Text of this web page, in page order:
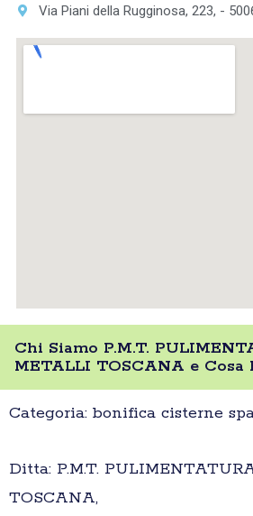
Via Piani della Rugginosa, 223, -
Chi Siamo P.M.T.
METALLI TOSCANA e Cosa
Categoria: bonifica cisterne
Ditta: P.M.T.
TOSCANA,